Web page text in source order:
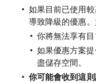
如果目前已使用
導致降級的優惠
你將無法享有目
如果優惠方案
盡儲存空間。
你可能會收到這則